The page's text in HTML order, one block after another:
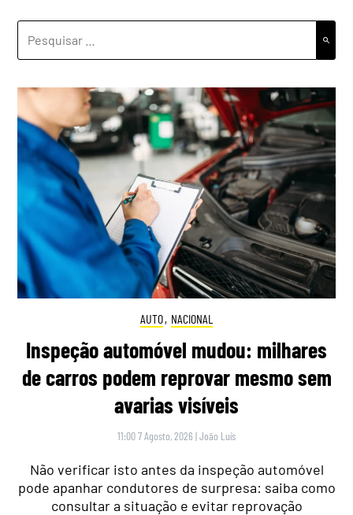
POR:
AUTO, NACIONAL
Inspeção automóvel mudou: milhares
de carros podem reprovar mesmo sem
avarias visíveis
11:00 7 Agosto, 2026 |João Luís
Não verificar isto antes da inspeção automóvel
pode apanhar condutores de surpresa: saiba como
consultar a situação e evitar reprovação